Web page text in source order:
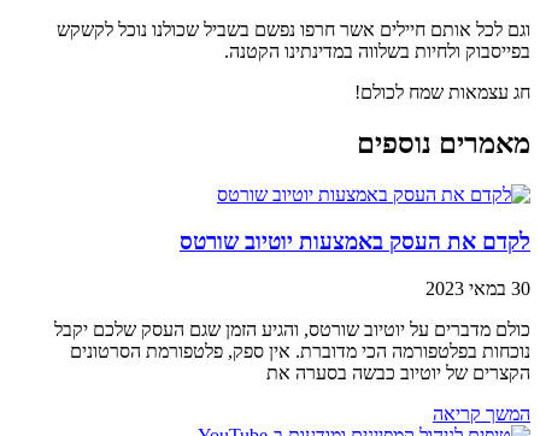
וגם לכל אותם חיילים אשר חרפו נפשם בשביל שכולנו נוכל לקשקש
בפייסבוק ולחיות בשלווה במדינתינו הקטנה.
חג עצמאות שמח לכולם!
מאמרים נוספים
לקדם את העסק באמצעות יוטיוב שורטס
30 במאי 2023
כולם מדברים על יוטיוב שורטס, והגיע הזמן שגם העסק שלכם יקבל
נוכחות בפלטפורמה הכי מדוברת. אין ספק, פלטפורמת הסרטונים
הקצרים של יוטיוב כבשה בסערה את
המשך קריאה